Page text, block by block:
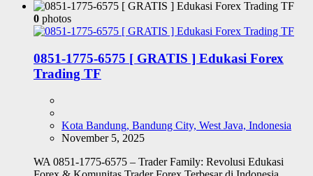
0 photos
0851-1775-6575 [ GRATIS ] Edukasi Forex
Trading TF
Kota Bandung, Bandung City, West Java, Indonesia
November 5, 2025
WA 0851-1775-6575 – Trader Family: Revolusi Edukasi